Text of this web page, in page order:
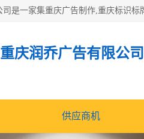
重庆润乔广告有限公司
供应商机